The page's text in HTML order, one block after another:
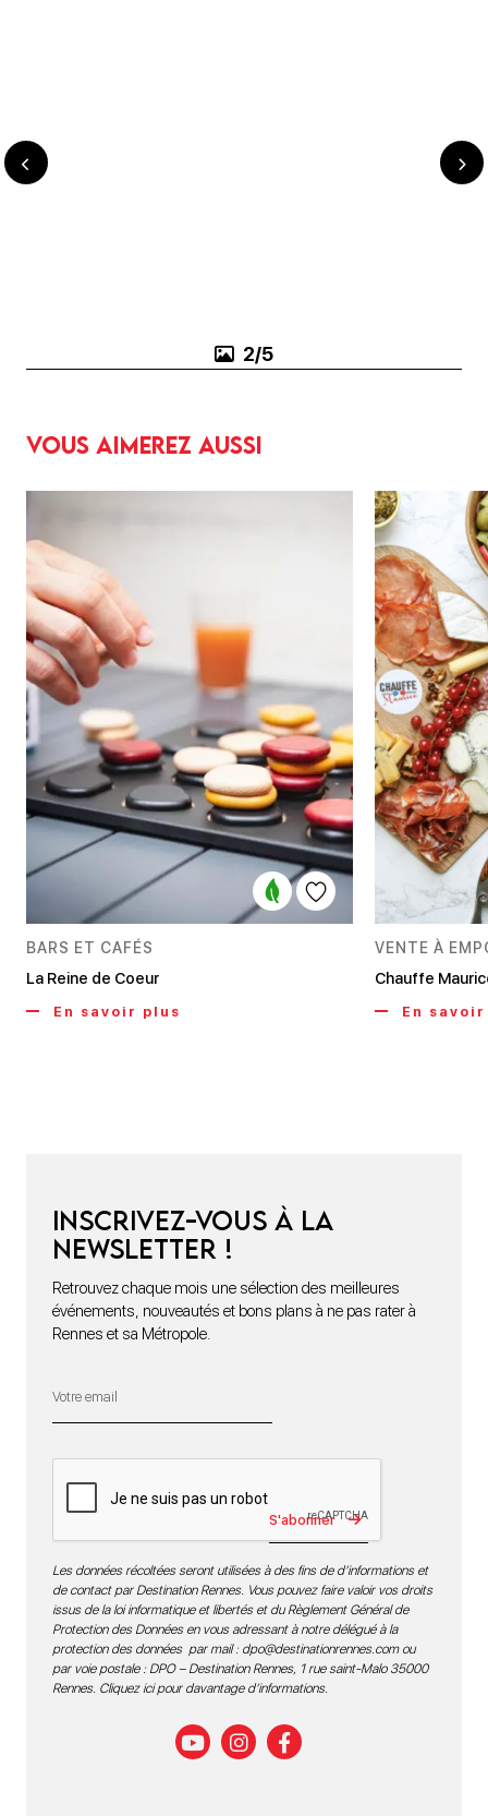
3/5
Vous aimerez aussi
BARS ET CAFÉS
La Reine de Coeur
En savoir plus
VENTE À
Chauffe
En
Inscrivez-vous à la
newsletter !
Retrouvez chaque mois une sélection des meilleures
événements, nouveautés et bons plans à ne pas rater à
Rennes et sa Métropole.
S'abonner
Les données récoltées seront utilisées à des fins de d’informations et
de contact par Destination Rennes. Vous pouvez faire valoir vos droits
issus de la loi informatique et libertés et du Règlement Général de
Protection des Données en vous adressant à notre délégué à la
protection des données par mail : dpo@destinationrennes.comou
par voie postale : DPO – Destination Rennes, 1 rue saint-Malo 35000
Rennes. Cliquez ici pour davantage d’informations.